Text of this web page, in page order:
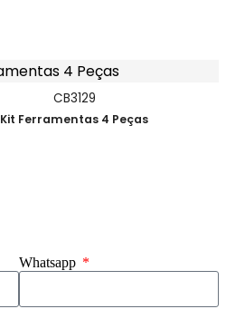
CB3129
Kit Ferramentas 4 Peças
Whatsapp